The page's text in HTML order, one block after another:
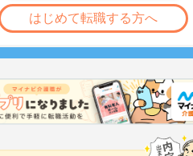
はじめて転職する方へ